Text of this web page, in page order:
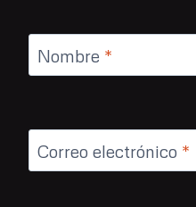
Nombre *
Correo electrónico *